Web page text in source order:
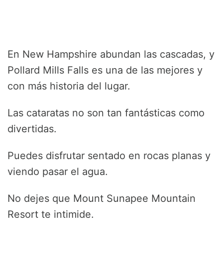
En New Hampshire abundan las cascadas, y
Pollard Mills Falls es una de las mejores y
con más historia del lugar.
Las cataratas no son tan fantásticas como
divertidas.
Puedes disfrutar sentado en rocas planas y
viendo pasar el agua.
No dejes que Mount Sunapee Mountain
Resort te intimide.